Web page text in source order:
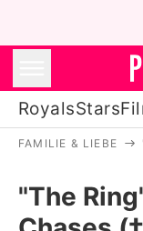
RoyalsStars
FAMILIE & LIEBE
"The